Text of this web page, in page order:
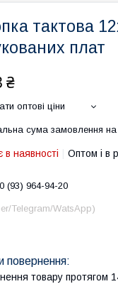
тактова
плат
₴
оптові ціни
сума замовлення
в наявності Оптом і в
(93) 964-94-20
Telegram/WatsApp)
товару протягом